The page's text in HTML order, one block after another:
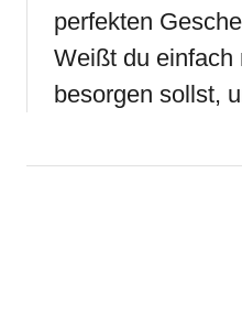
perfekten
Weißt du einfach
besorgen sollst,